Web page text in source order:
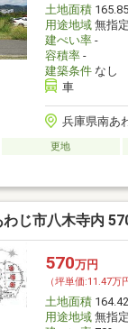
土地面積
用途地域無指定
建ぺい率-
容積率-
建築条件なし
車
兵庫県南あ
更地
じ市八木寺内
570万円
（坪単価:11.47万
土地面積
用途地域無指定